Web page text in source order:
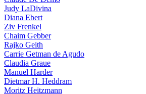
Judy LaDivina
Diana Ebert
Ziv Frenkel
Chaim Gebber
Rajko Geith
Carrie Getman de Agudo
Claudia Graue
Manuel Harder
Dietmar H. Heddram
Moritz Heitzmann